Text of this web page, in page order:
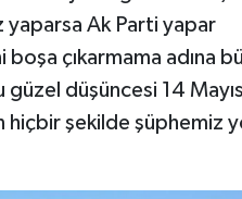
yaparsa Ak Parti yapar
çıkarmama adına
güzel düşüncesi 14
hiçbir şekilde şüphemiz